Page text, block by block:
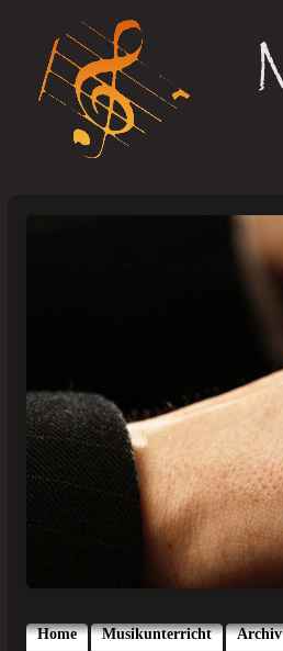
Home Musikunterricht Archiv